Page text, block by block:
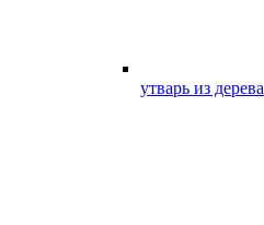
утварь из дерева